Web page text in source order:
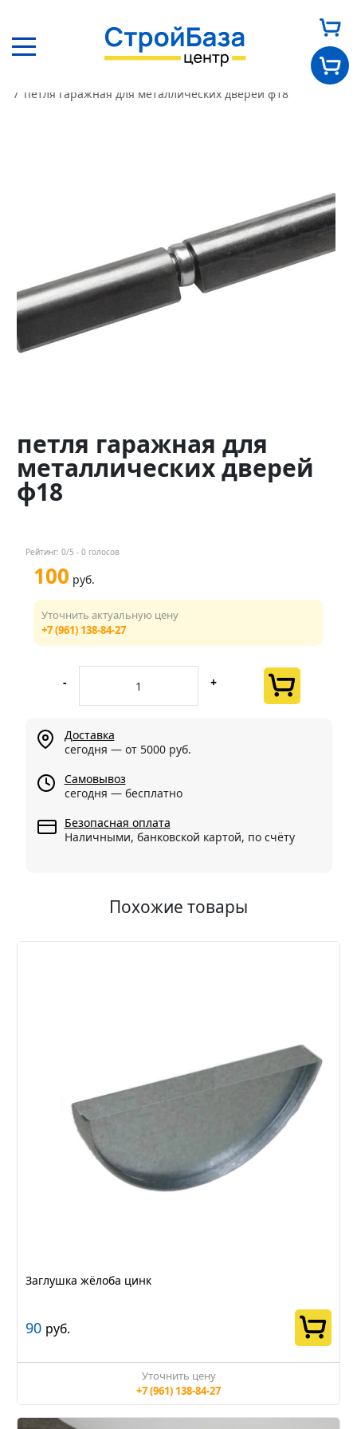
Главная
Каталог
Оплата и доставка
+7 (961) 138-84-27
петля гаражная для металлических дверей ф18
петля гаражная для
металлических дверей
ф18
Рейтинг: 0/5 - 0 голосов
100 руб.
Уточнить актуальную цену
+7 (961) 138-84-27
- +
Доставка
сегодня — от 5000 руб.
Самовывоз
сегодня — бесплатно
Безопасная оплата
Наличными, банковской картой, по счёту
Похожие товары
Заглушка жёлоба цинк
90 руб.
Уточнить цену
+7 (961) 138-84-27